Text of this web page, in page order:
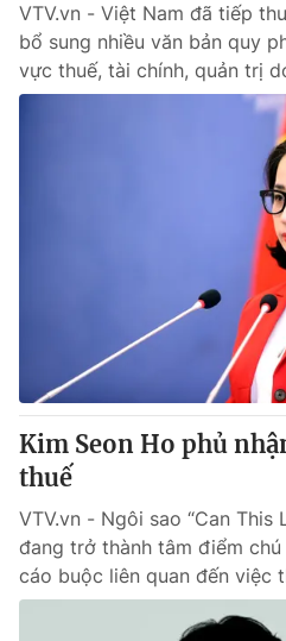
VTV.vn - Việt Nam đã tiếp
bổ sung nhiều văn bản quy
vực thuế, tài chính, quản trị
Kim Seon Ho phủ
thuế
VTV.vn - Ngôi sao “Can This
đang trở thành tâm điểm
cáo buộc liên quan đến việc